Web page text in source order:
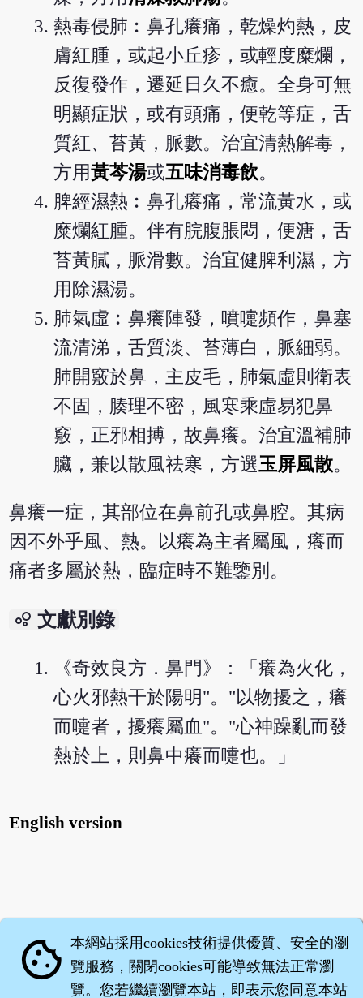
熱毒侵肺︰鼻孔癢痛，乾燥灼熱，皮
膚紅腫，或起小丘疹，或輕度糜爛，
反復發作，遷延日久不癒。全身可無
明顯症狀，或有頭痛，便乾等症，舌
質紅、苔黃，脈數。治宜清熱解毒，
方用黃芩湯或五味消毒飲。
脾經濕熱︰鼻孔癢痛，常流黃水，或
糜爛紅腫。伴有脘腹脹悶，便溏，舌
苔黃膩，脈滑數。治宜健脾利濕，方
用除濕湯。
肺氣虛︰鼻癢陣發，噴嚏頻作，鼻塞
流清涕，舌質淡、苔薄白，脈細弱。
肺開竅於鼻，主皮毛，肺氣虛則衛表
不固，腠理不密，風寒乘虛易犯鼻
竅，正邪相搏，故鼻癢。治宜溫補肺
臟，兼以散風祛寒，方選玉屏風散。
鼻癢一症，其部位在鼻前孔或鼻腔。其病
因不外乎風、熱。以癢為主者屬風，癢而
痛者多屬於熱，臨症時不難鑒別。
bubble_chart 文獻別錄
《奇效良方．鼻門》：「癢為火化，
心火邪熱干於陽明"。"以物擾之，癢
而嚏者，擾癢屬血"。"心神躁亂而發
熱於上，則鼻中癢而嚏也。」
English version
cookie 本網站採用cookies技術提供優質、安全的瀏
覽服務，關閉cookies可能導致無法正常瀏
覽。您若繼續瀏覽本站，即表示您同意本站